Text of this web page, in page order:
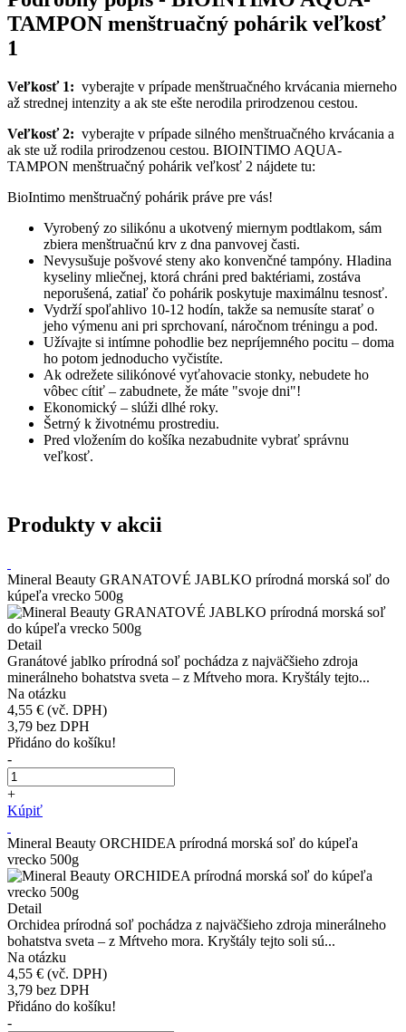
TAMPON menštruačný pohárik veľkosť
1
Veľkosť 1: vyberajte v prípade menštruačného krvácania mierneho
až strednej intenzity a ak ste ešte nerodila prirodzenou cestou.
Veľkosť 2: vyberajte v prípade silného menštruačného krvácania a
ak ste už rodila prirodzenou cestou. BIOINTIMO AQUA-
TAMPON menštruačný pohárik veľkosť 2 nájdete tu:
BioIntimo menštruačný pohárik práve pre vás!
Vyrobený zo silikónu a ukotvený miernym podtlakom, sám
zbiera menštruačnú krv z dna panvovej časti.
Nevysušuje pošvové steny ako konvenčné tampóny. Hladina
kyseliny mliečnej, ktorá chráni pred baktériami, zostáva
neporušená, zatiaľ čo pohárik poskytuje maximálnu tesnosť.
Vydrží spoľahlivo 10-12 hodín, takže sa nemusíte starať o
jeho výmenu ani pri sprchovaní, náročnom tréningu a pod.
Užívajte si intímne pohodlie bez nepríjemného pocitu – doma
ho potom jednoducho vyčistíte.
Ak odrežete silikónové vyťahovacie stonky, nebudete ho
vôbec cítiť – zabudnete, že máte "svoje dni"!
Ekonomický – slúži dlhé roky.
Šetrný k životnému prostrediu.
Pred vložením do košíka nezabudnite vybrať správnu
veľkosť.
Produkty v akcii
Mineral Beauty GRANATOVÉ JABLKO prírodná morská soľ do
kúpeľa vrecko 500g
Detail
Granátové jablko prírodná soľ pochádza z najväčšieho zdroja
minerálneho bohatstva sveta – z Mŕtveho mora. Kryštály tejto...
Na otázku
4,55 € (vč. DPH)
3,79 bez DPH
Přidáno do košíku!
-
+
Kúpiť
Mineral Beauty ORCHIDEA prírodná morská soľ do kúpeľa
vrecko 500g
Detail
Orchidea prírodná soľ pochádza z najväčšieho zdroja minerálneho
bohatstva sveta – z Mŕtveho mora. Kryštály tejto soli sú...
Na otázku
4,55 € (vč. DPH)
3,79 bez DPH
Přidáno do košíku!
-